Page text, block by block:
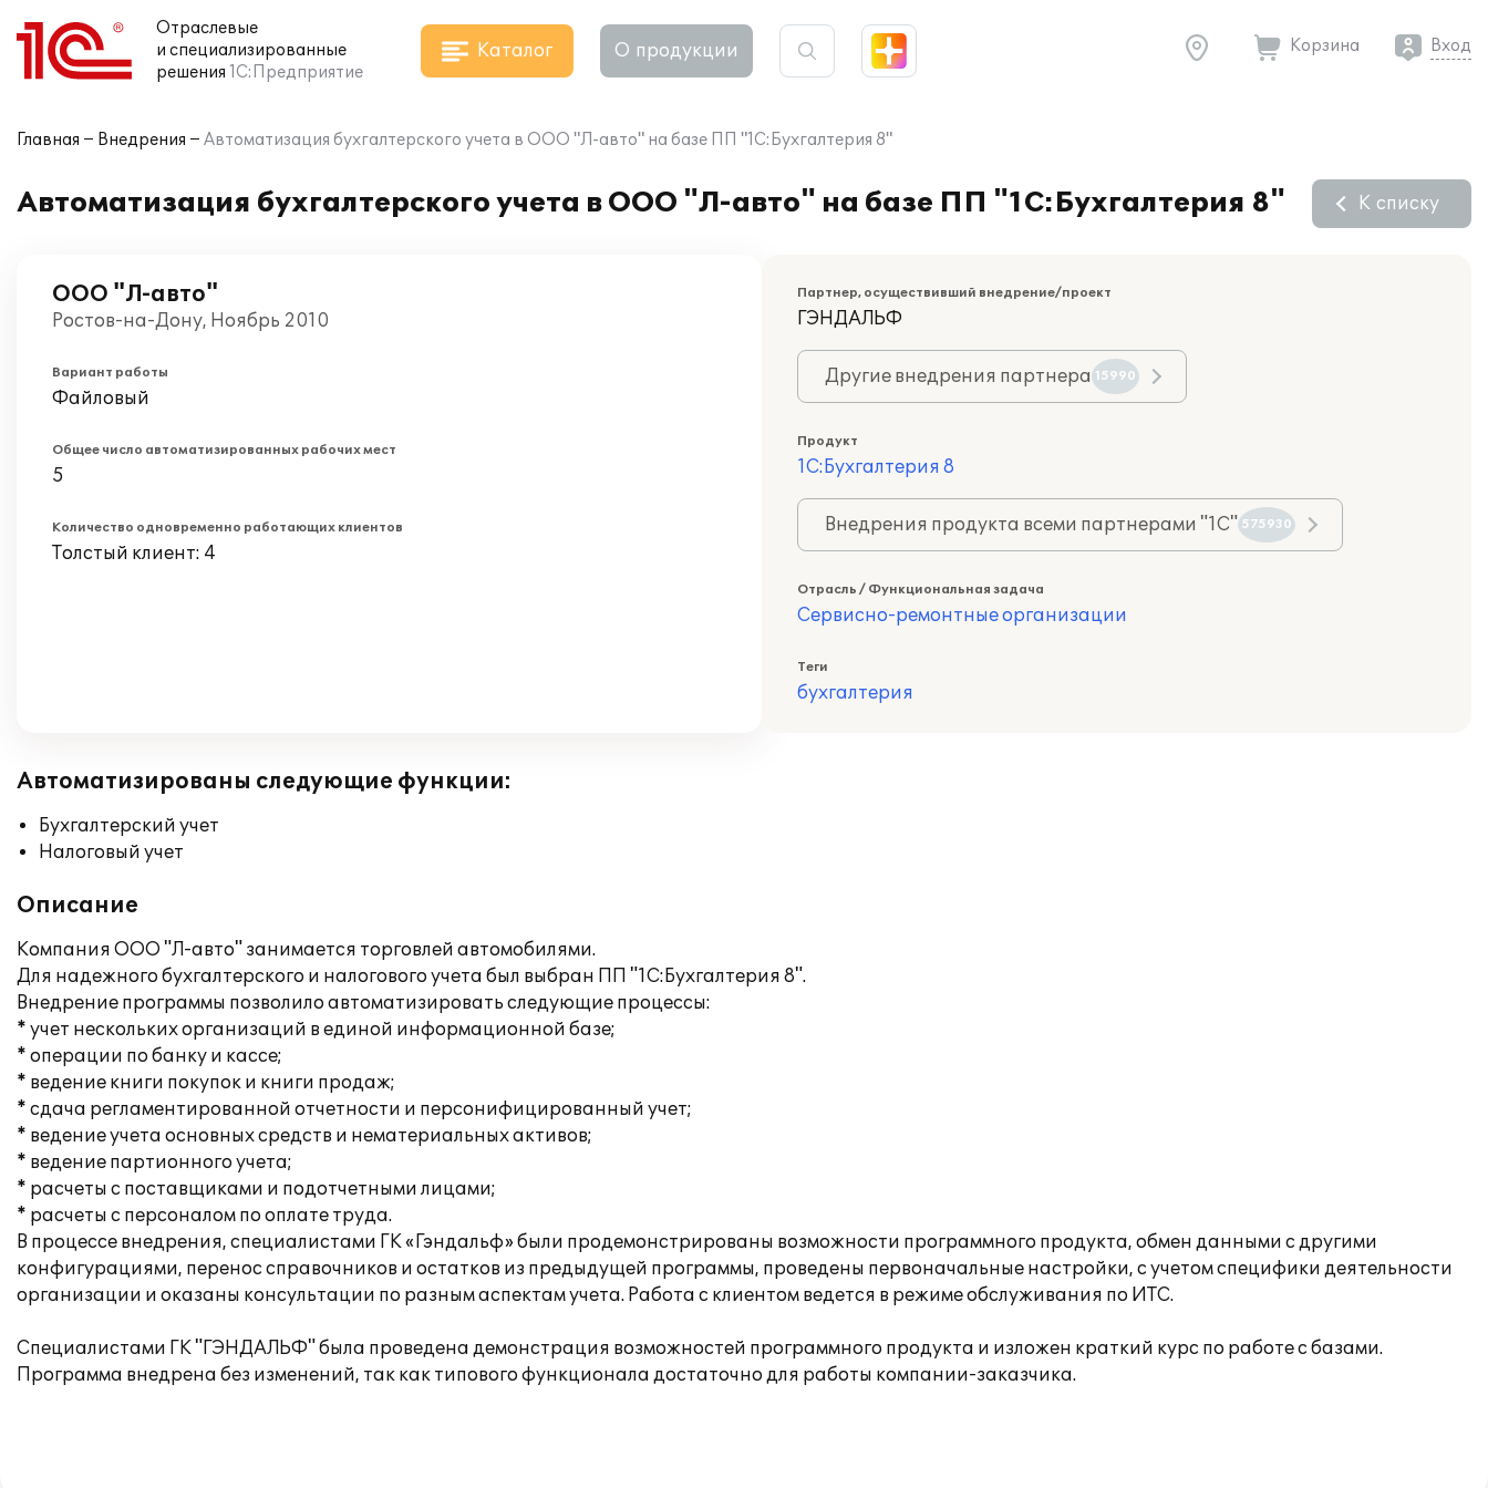
Отраслевые
и специализированные
решения 1С:Предприятие
Каталог О продукции Корзина Вход
Главная Внедрения Автоматизация бухгалтерского учета в ООО "Л-авто" на базе ПП "1С:Бухгалтерия 8"
Автоматизация бухгалтерского учета в ООО "Л-авто" на базе ПП "1С:Бухгалтерия 8" К списку
ООО "Л-авто"
Ростов-на-Дону, Ноябрь 2010
Вариант работы
Файловый
Общее число автоматизированных рабочих мест
5
Количество одновременно работающих клиентов
Толстый клиент: 4
Партнер, осуществивший внедрение/проект
ГЭНДАЛЬФ
Другие внедрения партнера 15990
Продукт
1С:Бухгалтерия 8
Внедрения продукта всеми партнерами "1С" 575930
Отрасль / Функциональная задача
Сервисно-ремонтные организации
Теги
бухгалтерия
Автоматизированы следующие функции:
Бухгалтерский учет
Налоговый учет
Описание
Компания ООО "Л-авто" занимается торговлей автомобилями.
Для надежного бухгалтерского и налогового учета был выбран ПП "1С:Бухгалтерия 8".
Внедрение программы позволило автоматизировать следующие процессы:
* учет нескольких организаций в единой информационной базе;
* операции по банку и кассе;
* ведение книги покупок и книги продаж;
* сдача регламентированной отчетности и персонифицированный учет;
* ведение учета основных средств и нематериальных активов;
* ведение партионного учета;
* расчеты с поставщиками и подотчетными лицами;
* расчеты с персоналом по оплате труда.
В процессе внедрения, специалистами ГК «Гэндальф» были продемонстрированы возможности программного продукта, обмен данными с другими
конфигурациями, перенос справочников и остатков из предыдущей программы, проведены первоначальные настройки, с учетом специфики деятельности
организации и оказаны консультации по разным аспектам учета. Работа с клиентом ведется в режиме обслуживания по ИТС.
Специалистами ГК "ГЭНДАЛЬФ" была проведена демонстрация возможностей программного продукта и изложен краткий курс по работе с базами.
Программа внедрена без изменений, так как типового функционала достаточно для работы компании-заказчика.